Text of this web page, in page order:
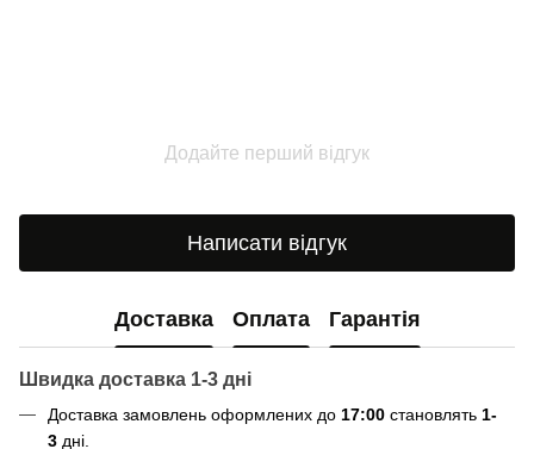
Додайте перший відгук
Написати відгук
Доставка Оплата Гарантія
Швидка доставка 1-3 дні
Доставка замовлень оформлених до 17:00 становлять 1-
3 дні.